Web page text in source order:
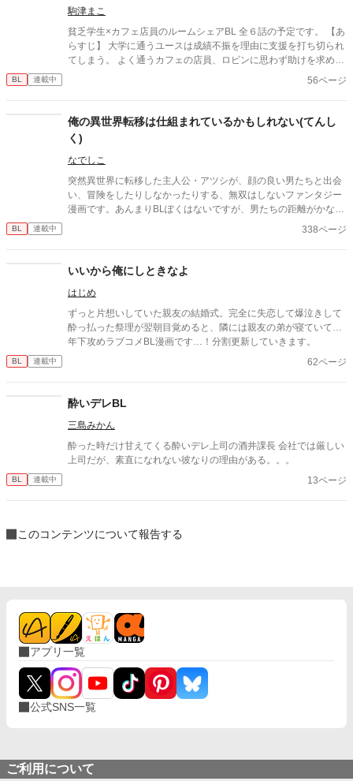
駒津まこ
貧乏学生×カフェ店員のルームシェアBL 全６話の予定です。 【あ
らすじ】 大学に通うユースは成績不振を理由に支援を打ち切られ
てしまう。 よく通うカフェの店員、ロビンに思わず助けを求め―
BL 連載中 56ページ
俺の異世界転移は仕組まれているかもしれない(てんし
く)
なでしこ
突然異世界に転移した主人公・アツシが、顔の良い男たちと出会
い、冒険をしたりしなかったりする、無双はしないファンタジー
漫画です。あんまりBLぽくはないですが、男たちの距離がかなり
BL 連載中 338ページ
いいから俺にしときなよ
はじめ
ずっと片想いしていた親友の結婚式。完全に失恋して爆泣きして
酔っ払った祭理が翌朝目覚めると、隣には親友の弟が寝ていて…
年下攻めラブコメBL漫画です…！分割更新していきます。
BL 連載中 62ページ
酔いデレBL
三島みかん
酔った時だけ甘えてくる酔いデレ上司の酒井課長 会社では厳しい
上司だが、素直になれない彼なりの理由がある。。。
BL 連載中 13ページ
このコンテンツについて報告する
アプリ一覧
公式SNS一覧
ご利用について